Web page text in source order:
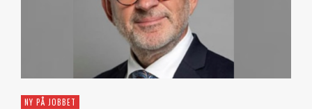
NY PÅ JOBBET